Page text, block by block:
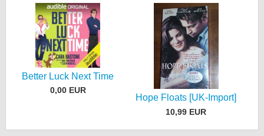
Better Luck Next Time
0,00 EUR
Hope Floats [UK-Import]
10,99 EUR